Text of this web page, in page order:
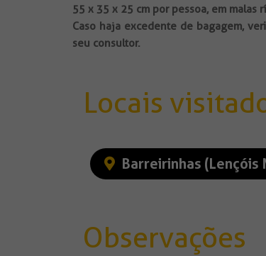
55 x 35 x 25 cm por pessoa, em malas
Caso haja excedente de bagagem,
seu consultor.
Locais
Barreirinhas (Lençóis
Observações